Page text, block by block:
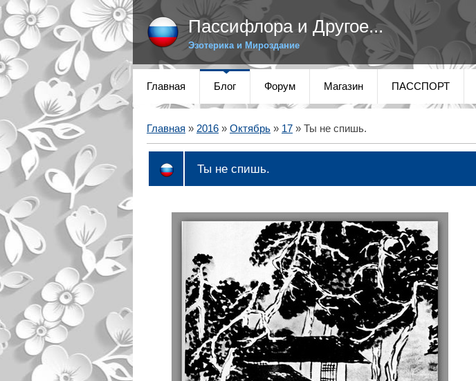
Пассифлора и Другое...
Эзотерика и Мироздание
Главная Блог Форум Магазин ПАССПОРТ
Главная » 2016 » Октябрь » 17 » Ты не спишь.
Ты не спишь.